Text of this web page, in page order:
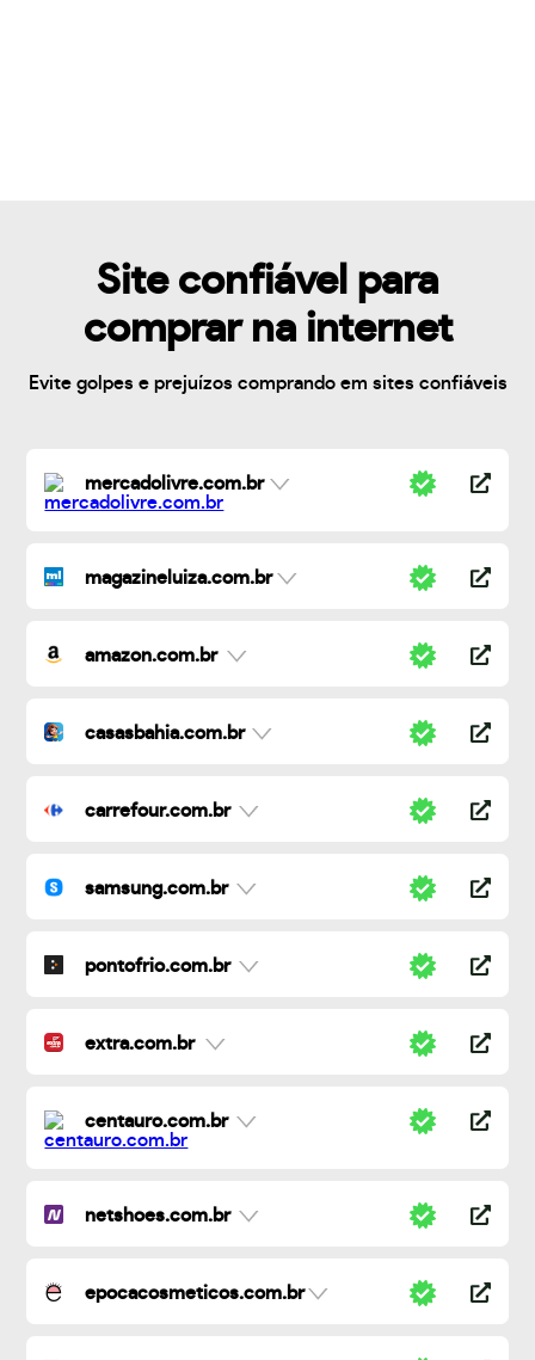
Site confiável para
comprar na internet
Evite golpes e prejuízos comprando em sites confiáveis
mercadolivre.com.br
magazineluiza.com.br
amazon.com.br
casasbahia.com.br
carrefour.com.br
samsung.com.br
pontofrio.com.br
extra.com.br
centauro.com.br
netshoes.com.br
epocacosmeticos.com.br